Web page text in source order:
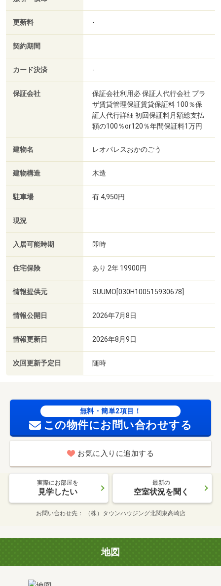
更新料 -
契約期間
カード決済 -
保証会社
保証会社利用必 保証人代行会社 プラ
ザ賃貸管理保証賃貸保証料 100％保
証人代行詳細 初回保証料月額総支払
額の100％or120％年間保証料1万円
建物名 レオパレスおかのごう
建物構造 木造
駐車場 有 4,950円
現況
入居可能時期 即時
住宅保険 あり 2年 19900円
情報提供元 SUUMO[030H100515930678]
情報公開日 2026年7月8日
情報更新日 2026年8月9日
次回更新予定日 随時
無料・簡単2項目！
この物件にお問い合わせする
お気に入りに追加する
実際にお部屋を
見学したい
最新の
空室状況を聞く
お問い合わせ先 （株）タウンハウジング北関東高崎店
地図